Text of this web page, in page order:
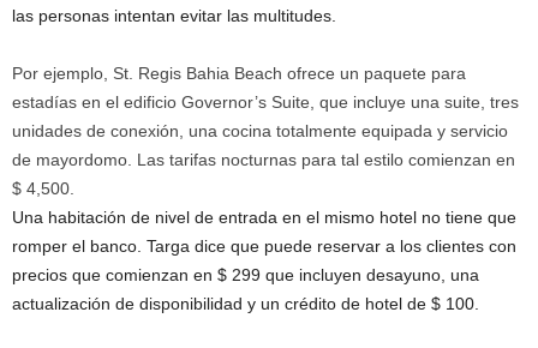
las personas intentan evitar las multitudes.
Por ejemplo, St. Regis Bahia Beach ofrece un paquete para
estadías en el edificio Governor’s Suite, que incluye una suite, tres
unidades de conexión, una cocina totalmente equipada y servicio
de mayordomo. Las tarifas nocturnas para tal estilo comienzan en
$ 4,500.
Una habitación de nivel de entrada en el mismo hotel no tiene que
romper el banco. Targa dice que puede reservar a los clientes con
precios que comienzan en $ 299 que incluyen desayuno, una
actualización de disponibilidad y un crédito de hotel de $ 100.